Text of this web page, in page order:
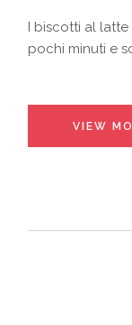
I biscotti al
pochi minuti e
VIEW